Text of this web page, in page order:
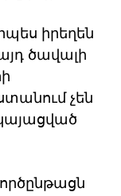
իրեղեն
ծավալի
չեն